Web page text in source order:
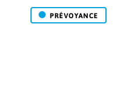
PRÉVOYANCE